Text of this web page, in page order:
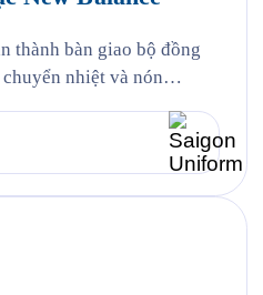
thành bàn giao bộ đồng
nhiệt và nón
của thương hiệu thể
năm 1906 tại Boston,